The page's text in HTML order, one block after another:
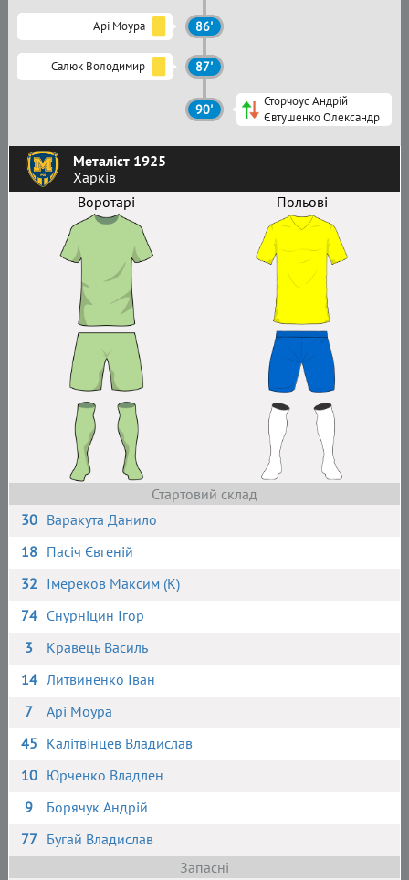
Металіст 1925
Харків
Воротарі
Польові
Стартовий склад
30 Варакута Данило
18 Пасіч Євгеній
32 Імереков Максим (К)
74 Снурніцин Ігор
3
Кравець Василь
14 Литвиненко Іван
7
Арі Моура
45 Калітвінцев Владислав
10 Юрченко Владлен
9
Борячук Андрій
77 Бугай Владислав
Запасні
Арі Моура 86'
Салюк Володимир 87'
90'
Сторчоус Андрій
Євтушенко Олександр